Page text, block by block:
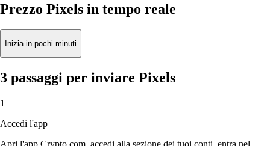
Prezzo Pixels in tempo reale
Inizia in pochi minuti
3 passaggi per inviare Pixels
1
Accedi l'app
Apri l'app Crypto.com, accedi alla sezione dei tuoi conti, entra nel